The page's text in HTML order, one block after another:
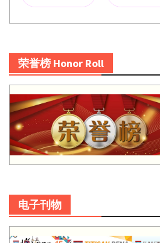
荣誉榜 Honor Roll
电子刊物